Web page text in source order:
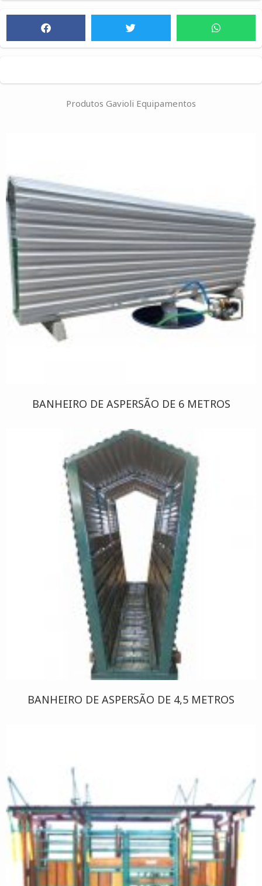
Produtos Gavioli Equipamentos
BANHEIRO DE ASPERSÃO DE 6 METROS
BANHEIRO DE ASPERSÃO DE 4,5 METROS